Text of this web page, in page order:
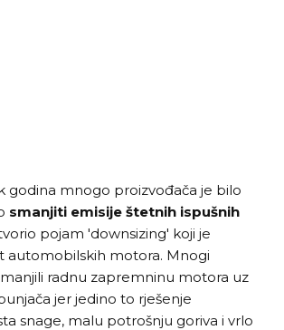
godina mnogo proizvođača je bilo
smanjiti emisije štetnih ispušnih
pojam 'downsizing' koji je
automobilskih motora. Mnogi
radnu zapremninu motora uz
jer jedino to rješenje
snage, malu potrošnju goriva i vrlo